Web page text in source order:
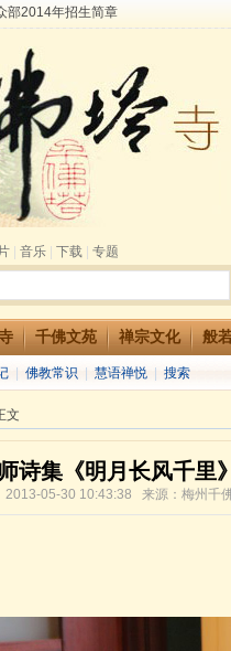
部2014年招生简章
天倒计时 殊胜华严法会 快快同享富贵
报名通知
开讲《六祖坛经》
大众的开示
众部 2016年招生简章
寺弘法
灾地藏七 冥阳两利普渡群蒙盂兰盆
| 音乐| 下载| 专题
千佛文苑 禅宗文化 般
佛教常识 慧语禅悦 搜索
文
诗集《明月长风千
2013-05-30 10:43:38 来源：梅州千